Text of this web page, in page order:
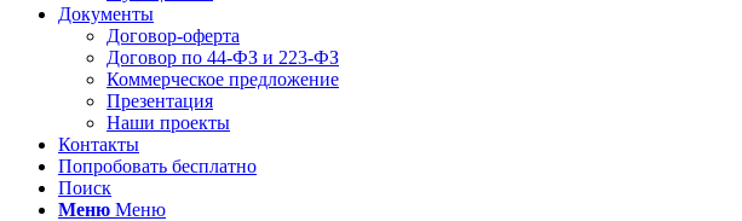
Документы
Договор-оферта
Договор по 44-ФЗ и 223-ФЗ
Коммерческое предложение
Презентация
Наши проекты
Контакты
Попробовать бесплатно
Поиск
Меню Меню